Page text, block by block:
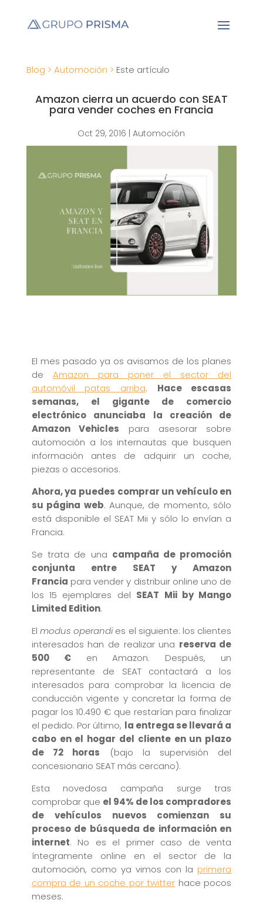
Blog > Automoción > Este artículo
Amazon cierra un acuerdo con SEAT
para vender coches en Francia
Oct 29, 2016 |Automoción
El mes pasado ya os avisamos de los planes
de Amazon para poner el sector del
automóvil patas arriba. Hace escasas
semanas, el gigante de comercio
electrónico anunciaba la creación de
Amazon Vehicles para asesorar sobre
automoción a los internautas que busquen
información antes de adquirir un coche,
piezas o accesorios.
Ahora, ya puedes comprar un vehículo en
su página web. Aunque, de momento, sólo
está disponible el SEAT Mii y sólo lo envían a
Francia.
Se trata de una campaña de promoción
conjunta entre SEAT y Amazon
Francia para vender y distribuir online uno de
los 15 ejemplares del SEAT Mii by Mango
Limited Edition.
El modus operandies el siguiente: los clientes
interesados han de realizar una reserva de
500 €en Amazon. Después, un
representante de SEAT contactará a los
interesados para comprobar la licencia de
conducción vigente y concretar la forma de
pagar los 10.490 € que restarían para finalizar
el pedido. Por último, la entrega se llevará a
cabo en el hogar del cliente en un plazo
de 72 horas (bajo la supervisión del
concesionario SEAT más cercano).
Esta novedosa campaña surge tras
comprobar que el 94% de los compradores
de vehículos nuevos comienzan su
proceso de búsqueda de información en
internet. No es el primer caso de venta
íntegramente online en el sector de la
automoción, como ya vimos con laprimera
compra de un coche por twitter hace pocos
meses.